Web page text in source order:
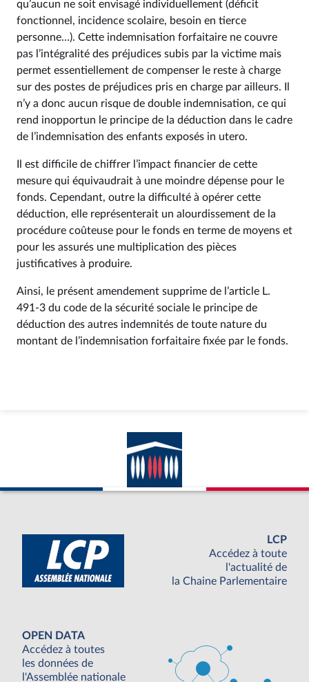
qu’aucun ne soit envisagé individuellement (déficit
fonctionnel, incidence scolaire, besoin en tierce
personne…). Cette indemnisation forfaitaire ne couvre
pas l’intégralité des préjudices subis par la victime mais
permet essentiellement de compenser le reste à charge
sur des postes de préjudices pris en charge par ailleurs. Il
n’y a donc aucun risque de double indemnisation, ce qui
rend inopportun le principe de la déduction dans le cadre
de l’indemnisation des enfants exposés in utero.
Il est difficile de chiffrer l’impact financier de cette
mesure qui équivaudrait à une moindre dépense pour le
fonds. Cependant, outre la difficulté à opérer cette
déduction, elle représenterait un alourdissement de la
procédure coûteuse pour le fonds en terme de moyens et
pour les assurés une multiplication des pièces
justificatives à produire.
Ainsi, le présent amendement supprime de l’article L.
491-3 du code de la sécurité sociale le principe de
déduction des autres indemnités de toute nature du
montant de l’indemnisation forfaitaire fixée par le fonds.
LCP
Accédez à toute
l'actualité de
la Chaine Parlementaire
OPEN DATA
Accédez à toutes
les données de
l'Assemblée nationale